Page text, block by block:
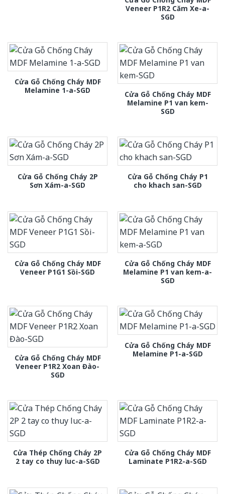
Veneer P1R2 Căm Xe-a-
SGD
Cửa Gỗ Chống Cháy MDF
Melamine 1-a-SGD
Cửa Gỗ Chống Cháy MDF
Melamine P1 van kem-
SGD
Cửa Gỗ Chống Cháy 2P
Sơn Xám-a-SGD
Cửa Gỗ Chống Cháy P1
cho khach san-SGD
Cửa Gỗ Chống Cháy MDF
Veneer P1G1 Sồi-SGD
Cửa Gỗ Chống Cháy MDF
Melamine P1 van kem-a-
SGD
Cửa Gỗ Chống Cháy MDF
Veneer P1R2 Xoan Đào-
SGD
Cửa Gỗ Chống Cháy MDF
Melamine P1-a-SGD
Cửa Thép Chống Cháy 2P
2 tay co thuy luc-a-SGD
Cửa Gỗ Chống Cháy MDF
Laminate P1R2-a-SGD